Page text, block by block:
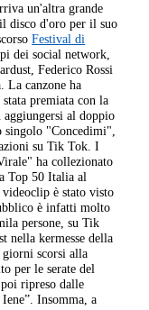
un'altra grande
disco d'oro per il suo
Festival di
dei social network,
Federico Rossi
La canzone ha
premiata con la
al doppio
"Concedimi",
su Tik Tok. I
ha collezionato
Top 50 Italia al
è stato visto
è infatti molto
persone, su Tik
nella kermesse della
scorsi alla
per le serate del
ripreso dalle
Insomma, a